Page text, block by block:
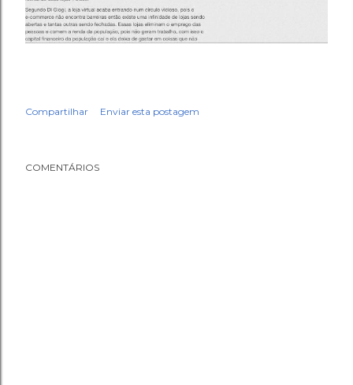
Compartilhar Enviar esta postagem
COMENTÁRIOS